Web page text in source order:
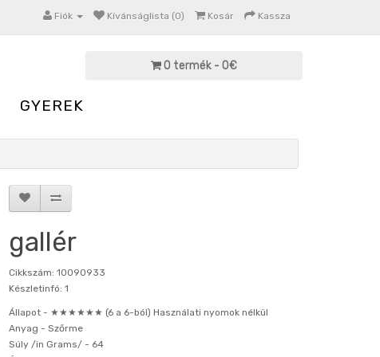
Fiók Kívánságlista (0) Kosár Kassza
0 termék - 0€
GYEREK
gallér
Cikkszám: 10090933
Készletinfó: 1
Állapot - ★★★★★★ (6 a 6-ból) Használati nyomok nélkül
Anyag - Szőrme
Súly /in Grams/ - 64